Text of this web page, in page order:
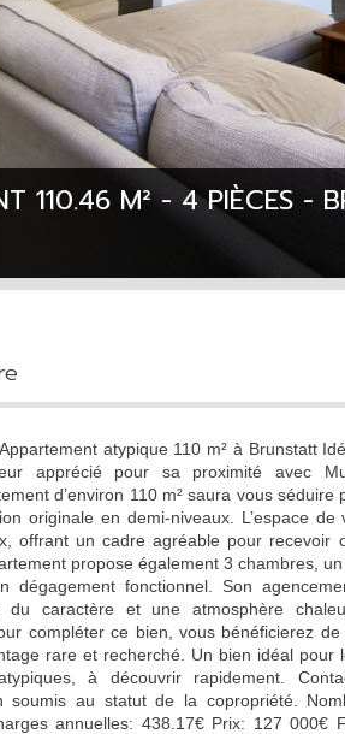
110.46 M² - 4 PIÈCES -
atypique 110 m² à Brunstatt
apprécié pour sa proximité avec
d’environ 110 m² saura vous séduire
originale en demi-niveaux. L’espace de
offrant un cadre agréable pour recevoir
propose également 3 chambres, un
dégagement fonctionnel. Son
du caractère et une atmosphère
compléter ce bien, vous bénéficierez
rare et recherché. Un bien idéal pour
à découvrir rapidement.
soumis au statut de la copropriété.
annuelles: 438.17€ Prix: 127 000€